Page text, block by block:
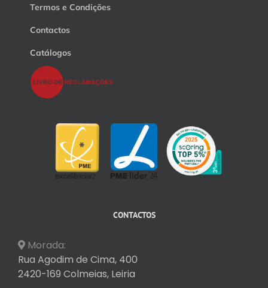
Termos e Condições
Contactos
Catálogos
CONTACTOS
Morada:
Rua Agodim de Cima, 400
2420-169 Colmeias, Leiria